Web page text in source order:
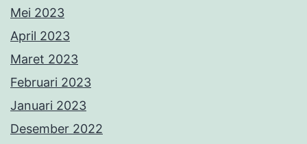
Mei 2023
April 2023
Maret 2023
Februari 2023
Januari 2023
Desember 2022